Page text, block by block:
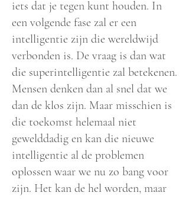
iets dat je tegen kunt houden. In
een volgende fase zal er een
intelligentie zijn die wereldwijd
verbonden is. De vraag is dan wat
die superintelligentie zal betekenen.
Mensen denken dan al snel dat we
dan de klos zijn. Maar misschien is
die toekomst helemaal niet
gewelddadig en kan die nieuwe
intelligentie al de problemen
oplossen waar we nu zo bang voor
zijn. Het kan de hel worden, maar